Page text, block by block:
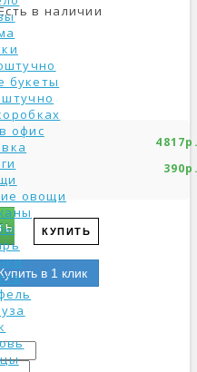
букеты
офис
овощи
в наличии
КУПИТЬ
в 1 клик